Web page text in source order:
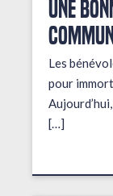
une
Les
pour
[…]